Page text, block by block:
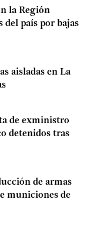
la Región
país por bajas
aisladas en La
de exministro
detenidos tras
de armas
municiones de